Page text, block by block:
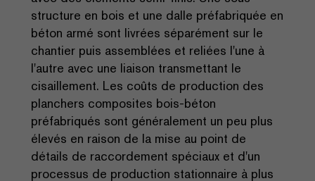
structure en bois et une dalle préfabriquée en
béton armé sont livrées séparément sur le
chantier puis assemblées et reliées l'une à
l'autre avec une liaison transmettant le
cisaillement. Les coûts de production des
planchers composites bois-béton
préfabriqués sont généralement un peu plus
élevés en raison de la mise au point de
détails de raccordement spéciaux et d'un
processus de production stationnaire à plus